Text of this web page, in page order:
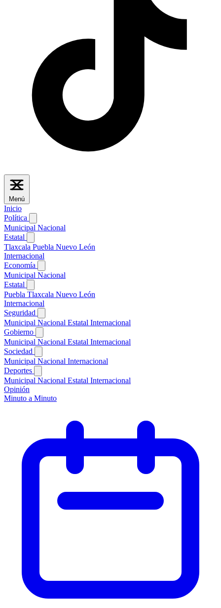
Menú
Inicio
Política
Municipal Nacional
Estatal
Tlaxcala Puebla Nuevo León
Internacional
Economía
Municipal Nacional
Estatal
Puebla Tlaxcala Nuevo León
Internacional
Seguridad
Municipal Nacional Estatal Internacional
Gobierno
Municipal Nacional Estatal Internacional
Sociedad
Municipal Nacional Internacional
Deportes
Municipal Nacional Estatal Internacional
Opinión
Minuto a Minuto